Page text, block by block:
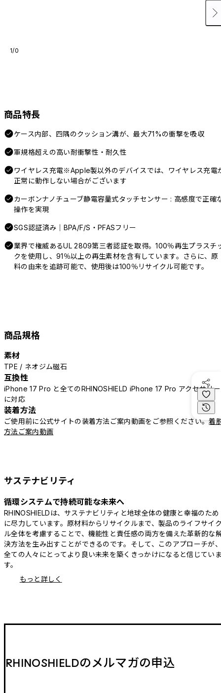
1/0
商品特長
ケース内部、四隅のクッション溝が、最大71%の衝撃を吸収
軍規格超えの高い耐衝撃性・耐久性
ワイヤレス充電※Apple製以外のデバイスでは、ワイヤレス充電
正常に動作しない場合がございます
カーボンナノチューブ静電容量式タッチセンサー : 高感度で正確
操作を実現
SGS認証済み｜BPA/F/S・PFASフリー
業界で権威あるUL 2809第三者認証を取得。100％再生プラスチ
クを使用し、91％以上の再生素材を含有しています。さらに、原
料の由来を追跡可能で、使用後は100％リサイクル可能です。
商品規格
素材
TPE / ネオジム磁石
互換性
iPhone 17 Pro と全てのRHINOSHIELD iPhone 17 Pro アクセサリー
に対応
装着方法
ご使用前に公式サイトの装着方法ご案内動画をご参照ください。着
方法ご案内動画
サステナビリティ
循環システムで持続可能な未来へ
RHINOSHIELDは、サステナビリティと地球全体の健康と幸福のため
に尽力しています。原材料からリサイクルまで、製品のライフサイ
ル全体を考慮することで、機能性と責任感の両方を備えた革新的な
決方法を生み出すことができるのです。そして、このアプローチが
全ての人々にとってより良い未来を築くきっかけになると信じてい
す。
もっと詳しく
RHINOSHIELDのメルマガの申込